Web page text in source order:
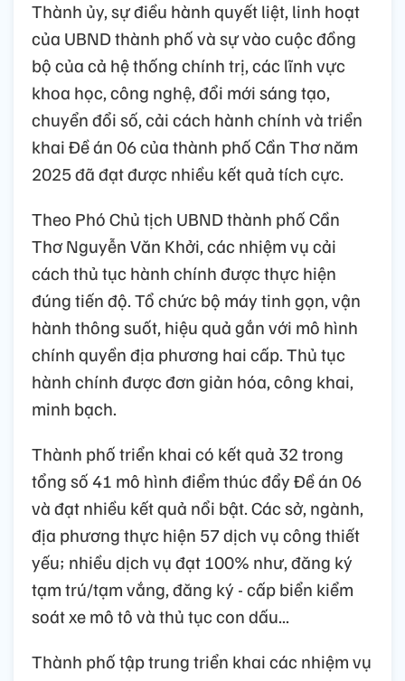
Thành ủy, sự điều hành quyết liệt, linh hoạt
của UBND thành phố và sự vào cuộc đồng
bộ của cả hệ thống chính trị, các lĩnh vực
khoa học, công nghệ, đổi mới sáng tạo,
chuyển đổi số, cải cách hành chính và triển
khai Đề án 06 của thành phố Cần Thơ năm
2025 đã đạt được nhiều kết quả tích cực.
Theo Phó Chủ tịch UBND thành phố Cần
Thơ Nguyễn Văn Khởi, các nhiệm vụ cải
cách thủ tục hành chính được thực hiện
đúng tiến độ. Tổ chức bộ máy tinh gọn, vận
hành thông suốt, hiệu quả gắn với mô hình
chính quyền địa phương hai cấp. Thủ tục
hành chính được đơn giản hóa, công khai,
minh bạch.
Thành phố triển khai có kết quả 32 trong
tổng số 41 mô hình điểm thúc đẩy Đề án 06
và đạt nhiều kết quả nổi bật. Các sở, ngành,
địa phương thực hiện 57 dịch vụ công thiết
yếu; nhiều dịch vụ đạt 100% như, đăng ký
tạm trú/tạm vắng, đăng ký - cấp biển kiểm
soát xe mô tô và thủ tục con dấu...
Thành phố tập trung triển khai các nhiệm vụ